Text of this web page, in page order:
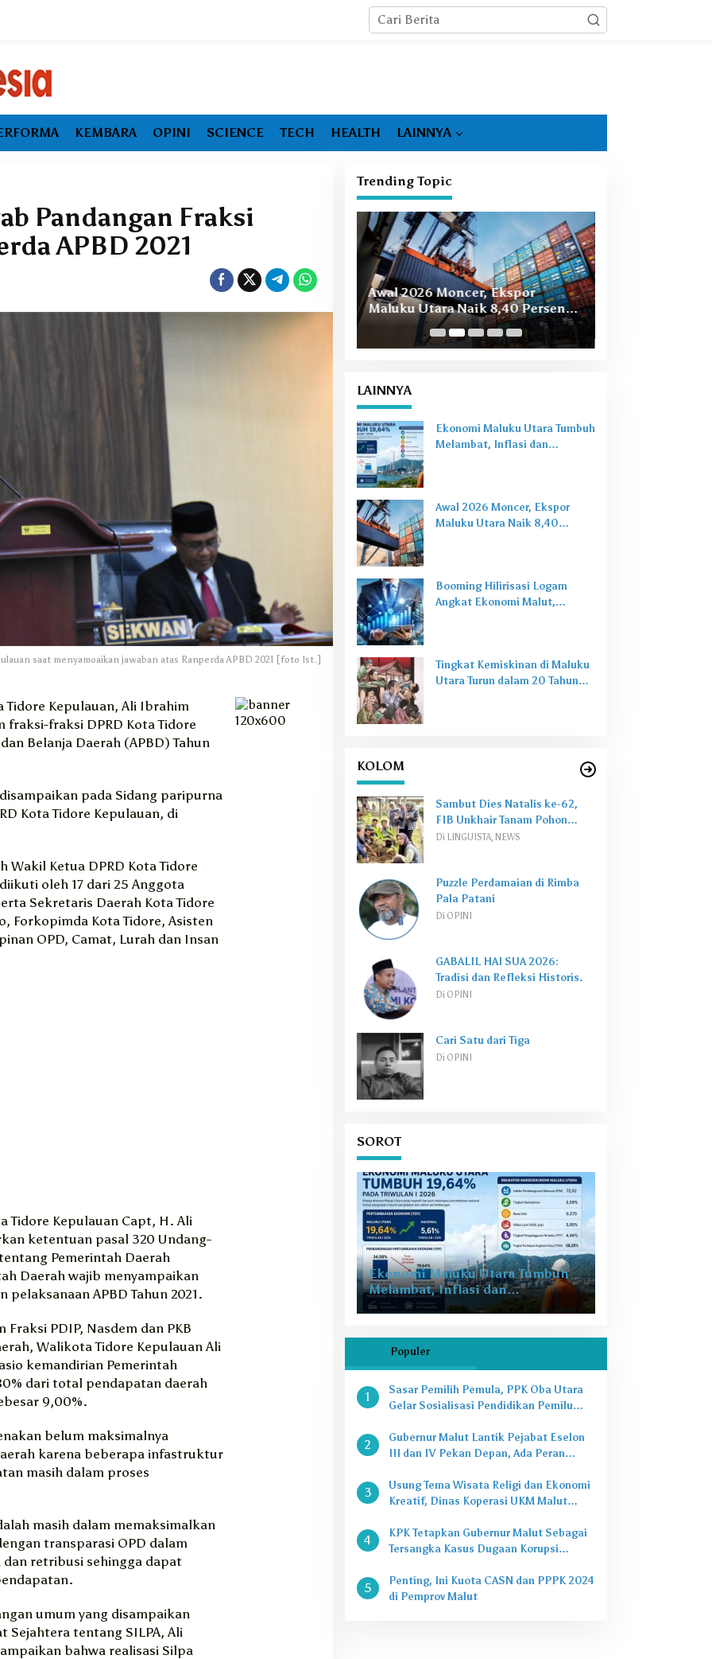
KEMBARA OPINI SCIENCE TECH HEALTH LAINNYA
Pandangan Fraksi
APBD 2021
saat menyamoaikan jawaban atas Ranperda APBD 2021 [foto Ist.]
Tidore Kepulauan, Ali Ibrahim
fraksi-fraksi DPRD Kota Tidore
Belanja Daerah (APBD) Tahun
pada Sidang paripurna
Kota Tidore Kepulauan, di
Ketua DPRD Kota Tidore
oleh 17 dari 25 Anggota
Sekretaris Daerah Kota Tidore
Forkopimda Kota Tidore, Asisten
OPD, Camat, Lurah dan Insan
Tidore Kepulauan Capt, H. Ali
ketentuan pasal 320 Undang-
Pemerintah Daerah
Daerah wajib menyampaikan
APBD Tahun 2021.
PDIP, Nasdem dan PKB
Walikota Tidore Kepulauan Ali
kemandirian Pemerintah
dari total pendapatan daerah
9,00%.
belum maksimalnya
karena beberapa infastruktur
masih dalam proses
masih dalam memaksimalkan
transparasi OPD dalam
retribusi sehingga dapat
umum yang disampaikan
Sejahtera tentang SILPA, Ali
bahwa realisasi Silpa
Trending Topic
Ekonomi Maluku Utara Tumbuh
Pengangguran Jadi Alarm Baru
Awal 2026 Moncer, Ekspor
Maluku Utara Naik 8,40 Persen
Ditopang Nikel dan HS 28
LAINNYA
Ekonomi Maluku Utara Tumbuh
Melambat, Inflasi dan
Awal 2026 Moncer, Ekspor
Maluku Utara Naik 8,40
Booming Hilirisasi Logam
Angkat Ekonomi Malut,
Tingkat Kemiskinan di Maluku
Utara Turun dalam 20 Tahun
KOLOM
Sambut Dies Natalis ke-62,
FIB Unkhair Tanam Pohon
PerkuatGreen Campus
Di LINGUISTA, NEWS
Puzzle Perdamaian di Rimba
Pala Patani
Di OPINI
GABALIL HAI SUA 2026:
Tradisi dan Refleksi Historis.
Di OPINI
Cari Satu dari Tiga
Di OPINI
SOROT
Ekonomi Maluku Utara Tumbuh
Melambat, Inflasi dan
Pengangguran Jadi Alarm Baru
Populer
1
Sasar Pemilih Pemula, PPK Oba Utara
Gelar Sosialisasi Pendidikan Pemilu
2
Gubernur Malut Lantik Pejabat Eselon
III dan IV Pekan Depan, Ada Peran
3
Usung Tema Wisata Religi dan Ekonomi
Kreatif, Dinas Koperasi UKM Malut
Raya Sofifi
4
KPK Tetapkan Gubernur Malut Sebagai
Tersangka Kasus Dugaan Korupsi
5
Penting, Ini Kuota CASN dan PPPK 2024
di Pemprov Malut